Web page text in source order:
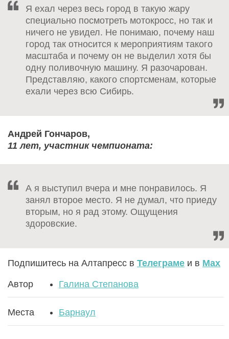
Я ехал через весь город в такую жару
специально посмотреть мотокросс, но так и
ничего не увидел. Не понимаю, почему наш
город так относится к мероприятиям такого
масштаба и почему он не выделил хотя бы
одну поливочную машину. Я разочарован.
Представляю, какого спортсменам, которые
ехали через всю Сибирь.
Андрей Гончаров,
11 лет, участник чемпионата:
А я выступил вчера и мне понравилось. Я
занял второе место. Я не думал, что приеду
вторым, но я рад этому. Ощущения
здоровские.
Подпишитесь на Алтапресс в Телеграме и в Max
Автор Галина Степанова
Места Барнаул